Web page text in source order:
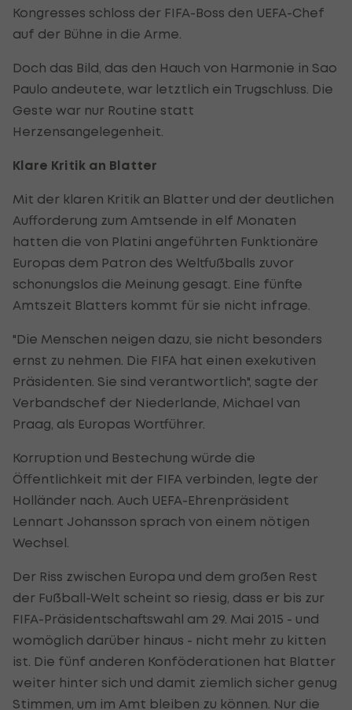
Kongresses schloss der FIFA-Boss den UEFA-Chef
auf der Bühne in die Arme.
Doch das Bild, das den Hauch von Harmonie in Sao
Paulo andeutete, war letztlich ein Trugschluss. Die
Geste war nur Routine statt
Herzensangelegenheit.
Klare Kritik an Blatter
Mit der klaren Kritik an Blatter und der deutlichen
Aufforderung zum Amtsende in elf Monaten
hatten die von Platini angeführten Funktionäre
Europas dem Patron des Weltfußballs zuvor
schonungslos die Meinung gesagt. Eine fünfte
Amtszeit Blatters kommt für sie nicht infrage.
"Die Menschen neigen dazu, sie nicht besonders
ernst zu nehmen. Die FIFA hat einen exekutiven
Präsidenten. Sie sind verantwortlich", sagte der
Verbandschef der Niederlande, Michael van
Praag, als Europas Wortführer.
Korruption und Bestechung würde die
Öffentlichkeit mit der FIFA verbinden, legte der
Holländer nach. Auch UEFA-Ehrenpräsident
Lennart Johansson sprach von einem nötigen
Wechsel.
Der Riss zwischen Europa und dem großen Rest
der Fußball-Welt scheint so riesig, dass er bis zur
FIFA-Präsidentschaftswahl am 29. Mai 2015 - und
womöglich darüber hinaus - nicht mehr zu kitten
ist. Die fünf anderen Konföderationen hat Blatter
weiter hinter sich und damit ziemlich sicher genug
Stimmen, um im Amt bleiben zu können. Nur die